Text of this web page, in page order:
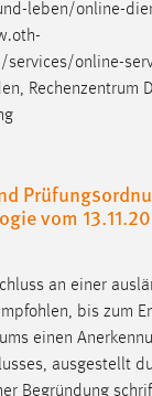
leben/online-
services/online-
Rechenzentrum
vom
an einer
bis zum
einen
ausgestellt
Begründung